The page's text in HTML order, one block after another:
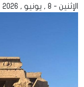
الإثنين - 8 , يونيو , 2026